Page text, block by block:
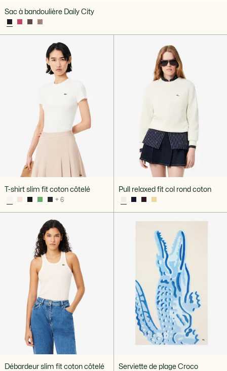
Sac à bandoulière Daily City
T-shirt slim fit coton côtelé
+ 6
Pull relaxed fit col rond coton
Débardeur slim fit coton côtelé Serviette de plage Croco